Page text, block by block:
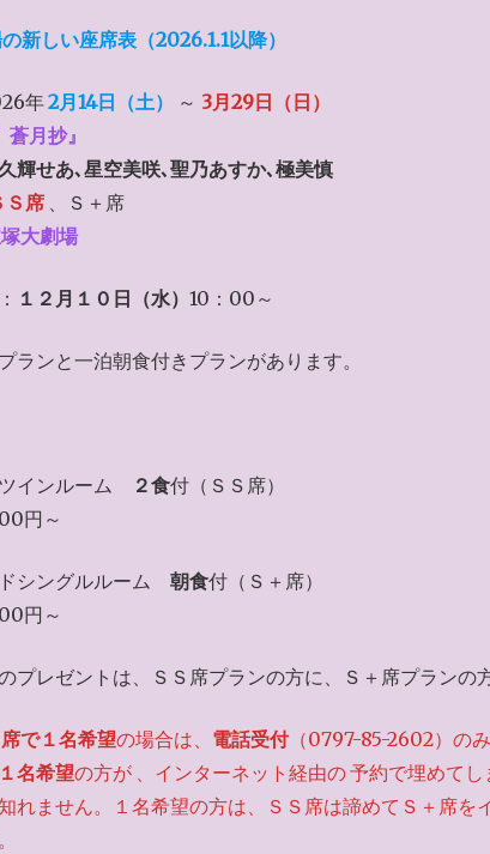
新しい座席表（2026.1.1以降）
年2月14日（土） ～ 3月29日（日）
蒼月抄』
輝せあ､星空美咲､聖乃あすか､極美慎
Ｓ席 、Ｓ＋席
大劇場
１２月１０日（水） 10：00～
ランと一泊朝食付きプランがあります。
インルーム ２食付（ＳＳ席）
円～
シングルルーム 朝食付（Ｓ＋席）
円～
プレゼントは、ＳＳ席プランの方に、Ｓ＋席プランの
で１名希望の場合は、 電話受付（0797-85-2602）の
名希望の方が 、インターネット経由の予約で埋めて
れません。１名希望の方は、ＳＳ席は諦めてＳ＋席を